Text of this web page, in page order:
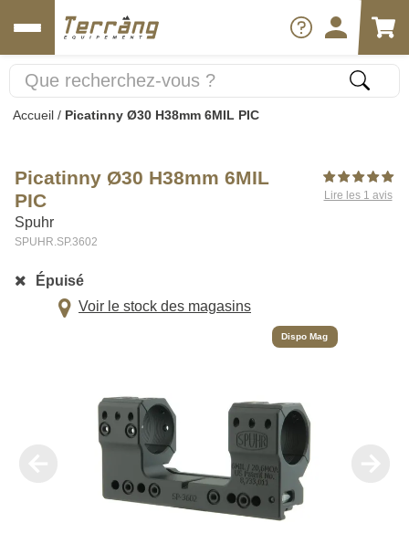
Accueil / Picatinny Ø30 H38mm 6MIL PIC
Picatinny Ø30 H38mm 6MIL
PIC
Spuhr
SPUHR.SP.3602
Lire les 1 avis
Épuisé
Voir le stock des magasins
Dispo Mag